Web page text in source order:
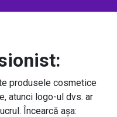
produsele cosmetice
atunci logo-ul dvs. ar
Încearcă așa: